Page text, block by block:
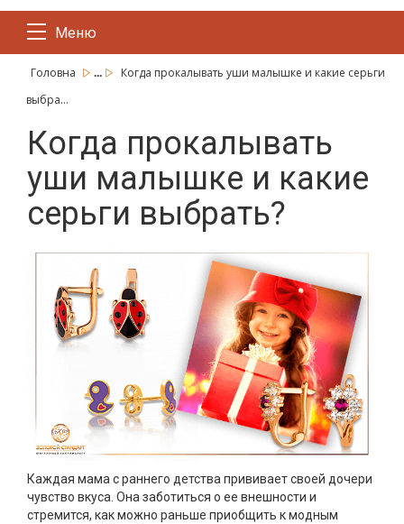
Меню
Головна ...
Когда прокалывать уши малышке и какие серьги
выбра...
Когда прокалывать
уши малышке и какие
серьги выбрать?
Каждая мама с раннего детства прививает своей дочери
чувство вкуса. Она заботиться о ее внешности и
стремится, как можно раньше приобщить к модным